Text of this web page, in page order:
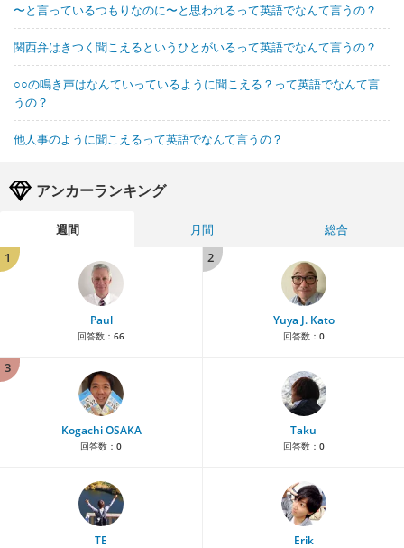
〜と言っているつもりなのに〜と思われるって英語でなんて言うの？
関西弁はきつく聞こえるというひとがいるって英語でなんて言うの？
○○の鳴き声はなんていっているように聞こえる？って英語でなんて言
うの？
他人事のように聞こえるって英語でなんて言うの？
アンカーランキング
週間 月間
総合
1
Paul
回答数： 66
2
Yuya J. Kato
回答数： 0
3
Kogachi OSAKA
回答数： 0
Taku
回答数： 0
TE Erik